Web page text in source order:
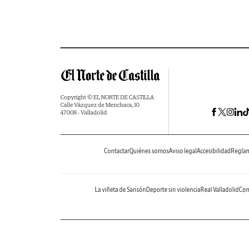
Copyright © EL NORTE DE CASTILLA
Calle Vázquez de Menchaca, 10
47008 - Valladolid
ContactarQuiénes somosAviso legal Accesibilidad
La viñeta de Sansón Deporte sin violencia Real Valladolid